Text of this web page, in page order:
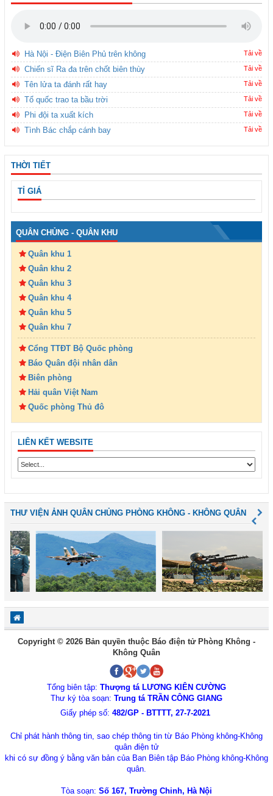
Hà Nội - Điện Biên Phủ trên không Tải về
Chiến sĩ Ra đa trên chốt biên thùy Tải về
Tên lửa ta đánh rất hay Tải về
Tổ quốc trao ta bầu trời Tải về
Phi đội ta xuất kích Tải về
Tình Bác chắp cánh bay Tải về
THỜI TIẾT
TỈ GIÁ
QUÂN CHỦNG - QUÂN KHU
Quân khu 1
Quân khu 2
Quân khu 3
Quân khu 4
Quân khu 5
Quân khu 7
Cổng TTĐT Bộ Quốc phòng
Báo Quân đội nhân dân
Biên phòng
Hải quân Việt Nam
Quốc phòng Thủ đô
LIÊN KẾT WEBSITE
THƯ VIỆN ẢNH QUÂN CHỦNG PHÒNG KHÔNG - KHÔNG QUÂN
Copyright © 2026 Bản quyền thuộc Báo điện tử Phòng Không -
Không Quân
Tổng biên tập: Thượng tá LƯƠNG KIÊN CƯỜNG
Thư ký tòa soạn: Trung tá TRẦN CÔNG GIANG
Giấy phép số: 482/GP - BTTTT, 27-7-2021
Chỉ phát hành thông tin, sao chép thông tin từ Báo Phòng không-Không
quân điện tử
khi có sự đồng ý bằng văn bản của Ban Biên tập Báo Phòng không-Không
quân.
Tòa soạn: Số 167, Trường Chinh, Hà Nội